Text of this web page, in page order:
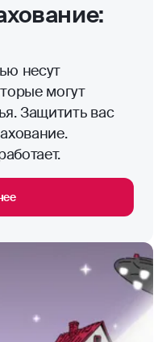
несут
могут
Защитить вас